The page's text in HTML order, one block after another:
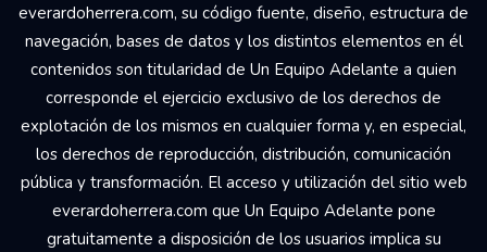
everardoherrera.com, su código fuente, diseño, estructura de
navegación, bases de datos y los distintos elementos en él
contenidos son titularidad de Un Equipo Adelante a quien
corresponde el ejercicio exclusivo de los derechos de
explotación de los mismos en cualquier forma y, en especial,
los derechos de reproducción, distribución, comunicación
pública y transformación. El acceso y utilización del sitio web
everardoherrera.com que Un Equipo Adelante pone
gratuitamente a disposición de los usuarios implica su